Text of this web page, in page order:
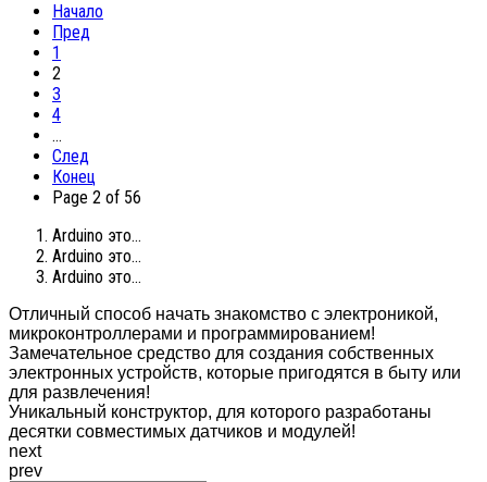
Начало
Пред
1
2
3
4
…
След
Конец
Page 2 of 56
Arduino это...
Arduino это...
Arduino это...
Отличный способ начать знакомство с электроникой,
микроконтроллерами и программированием!
Замечательное средство для создания собственных
электронных устройств, которые пригодятся в быту или
для развлечения!
Уникальный конструктор, для которого разработаны
десятки совместимых датчиков и модулей!
next
prev